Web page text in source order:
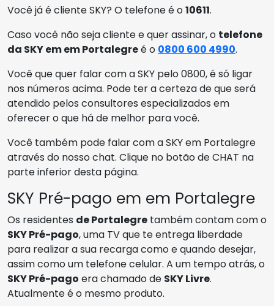
Você já é cliente SKY? O telefone é o10611.
Caso você não seja cliente e quer assinar, o telefone
da SKY em em Portalegreé o 0800 600 4990.
Você que quer falar com a SKY pelo 0800, é só ligar
nos números acima. Pode ter a certeza de que será
atendido pelos consultores especializados em
oferecer o que há de melhor para você.
Você também pode falar com a SKY em Portalegre
através do nosso chat. Clique no botão de CHAT na
parte inferior desta página.
SKY Pré-pago em em Portalegre
Os residentes de Portalegre também contam com o
SKY Pré-pago, uma TV que te entrega liberdade
para realizar a sua recarga como e quando desejar,
assim como um telefone celular. A um tempo atrás, o
SKY Pré-pago era chamado de SKY Livre.
Atualmente é o mesmo produto.